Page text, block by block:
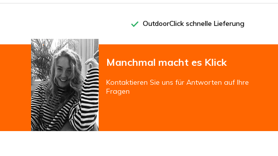
OutdoorClick schnelle Lieferung
Manchmal macht es Klick
Kontaktieren Sie uns für Antworten auf Ihre
Fragen